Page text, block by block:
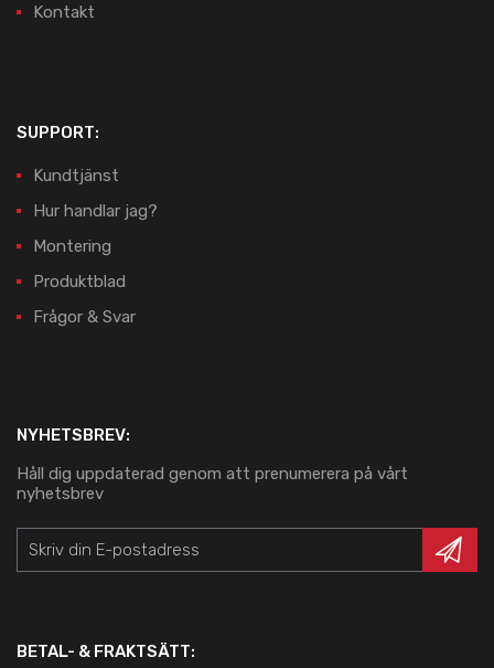
Kontakt
SUPPORT:
Kundtjänst
Hur handlar jag?
Montering
Produktblad
Frågor & Svar
NYHETSBREV:
Håll dig uppdaterad genom att prenumerera på vårt
nyhetsbrev
BETAL- & FRAKTSÄTT: